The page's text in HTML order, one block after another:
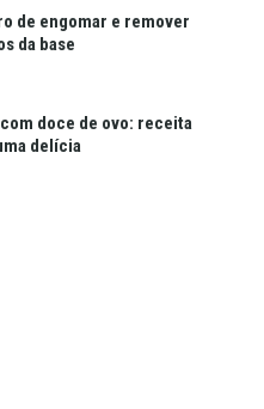
de engomar e remover
da base
doce de ovo: receita
delícia